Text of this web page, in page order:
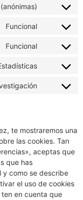
Funcional
Funcional
te mostraremos una
las cookies. Tan
aceptas que
que has
y como se describe
el uso de cookies
en cuenta que